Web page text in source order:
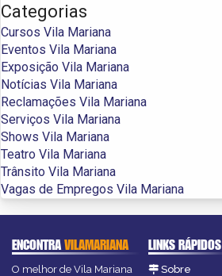
Categorias
Cursos Vila Mariana
Eventos Vila Mariana
Exposição Vila Mariana
Notícias Vila Mariana
Reclamações Vila Mariana
Serviços Vila Mariana
Shows Vila Mariana
Teatro Vila Mariana
Trânsito Vila Mariana
Vagas de Empregos Vila Mariana
ENCONTRAVILAMARIANA
O melhor de Vila Mariana
LINKS RÁPIDOS
Sobre